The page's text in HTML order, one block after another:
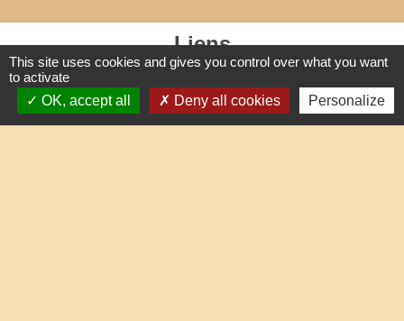
Liens
Oise mobilité
Service Public
This site uses cookies and gives you control over what you want
to activate
OK, accept all
Deny all cookies Personalize